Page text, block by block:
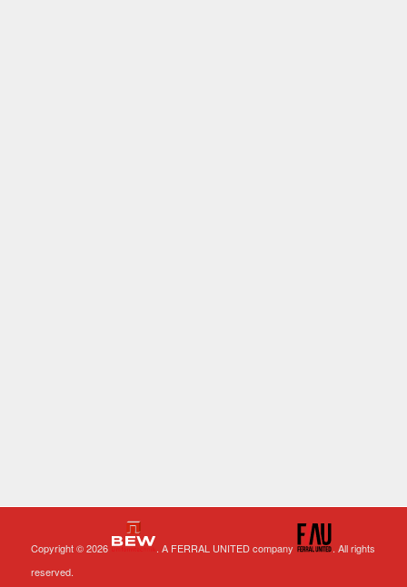
Copyright © 2026 . A FERRAL UNITED company
. All rights
reserved.